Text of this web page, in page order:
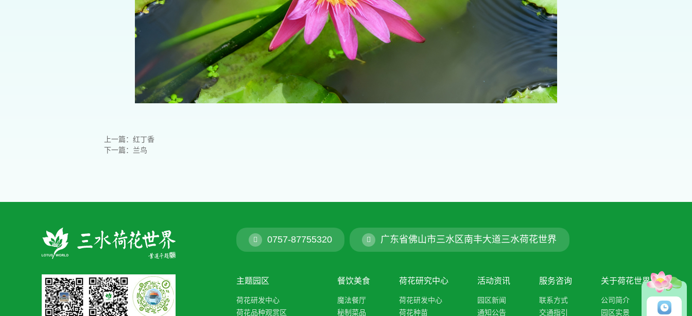
上一篇：红丁香
下一篇：兰鸟
0757-87755320 广东省佛山市三水区南丰大道三水荷花世界
主题园区
荷花研发中心
荷花品种观赏区
餐饮美食
魔法餐厅
秘制菜品
荷花研究中心
荷花研发中心
荷花种苗
活动资讯
园区新闻
通知公告
服务咨询
联系方式
交通指引
关于荷花世界
公司简介
园区实景